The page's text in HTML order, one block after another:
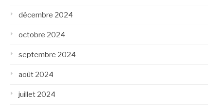
décembre 2024
octobre 2024
septembre 2024
août 2024
juillet 2024